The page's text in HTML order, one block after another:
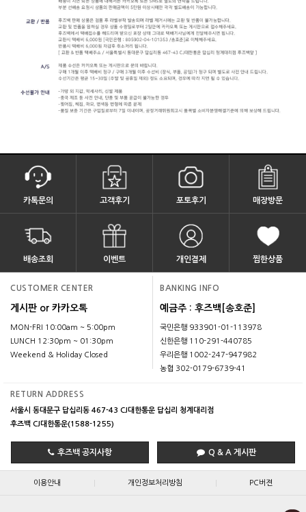
카톡문의 고객후기 포토후기 매장방문
배송조회 이벤트 개인결제 찜한상품
CUSTOMER CENTER
게시판 or 카카오톡
MON-FRI 10:00am ~ 5:00pm
LUNCH 12:30pm ~ 01:30pm
Weekend & Holiday Closed
BANKING INFO
예금주 : 후즈백[송호준]
국민은행 933901-01-113978
신한은행 110-291-440785
우리은행 1002-247-947982
농협 302-0179-6739-41
RETURN ADDRESS
서울시 동대문구 답십리동 467-43 CJ대한통운 답십리 청계대리점
후즈백 CJ대한통운(1588-1255)
후즈백 공지사항 Q & A 게시판
이용안내 | 개인정보처리방침 | PC버젼